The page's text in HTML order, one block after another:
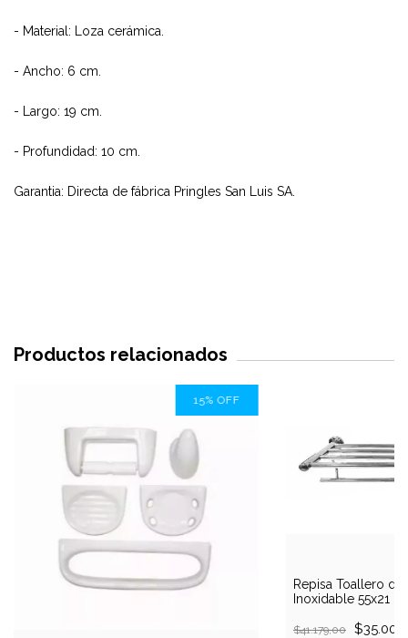
- Material: Loza cerámica.
- Ancho: 6 cm.
- Largo: 19 cm.
- Profundidad: 10 cm.
Garantia: Directa de fábrica Pringles San Luis SA.
Productos relacionados
15%OFF
Repisa Toallero
Inoxidable 55x21
$41.179,00